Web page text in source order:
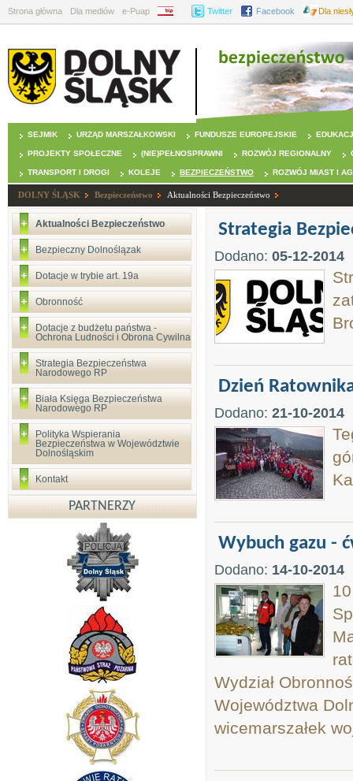
Strona główna Dla mediów e-Puap BIP Twitter Facebook Dla
SEJMIK URZĄD MARSZAŁKOWSKI FUNDUSZE EUROPEJSKIE
PROJEKTY SPOŁECZNE (NIE)PEŁNOSPRAWNI ROZWÓJ REGIONALNY
TRANSPORT I DROGI KOLEJE BEZPIECZEŃSTWO ROZWÓJ MIAST I
DOLNY ŚLĄSK Bezpieczeństwo Aktualności Bezpieczeństwo
Aktualności Bezpieczeństwo
Bezpieczny Dolnoślązak
Dotacje w trybie art. 19a
Obronność
Dotacje z budżetu państwa -
Ochrona Ludności i Obrona Cywilna
Strategia Bezpieczeństwa
Narodowego RP
Biała Księga Bezpieczeństwa
Narodowego RP
Polityka Wspierania
Bezpieczeństwa w Województwie
Dolnośląskim
Kontakt
PARTNERZY
Strategia
Dodano: 05-12-2014
Dzień
Dodano: 21-10-2014
Wybuch gazu -
Dodano: 14-10-2014
Wydział
Województwa
wicemarszałek